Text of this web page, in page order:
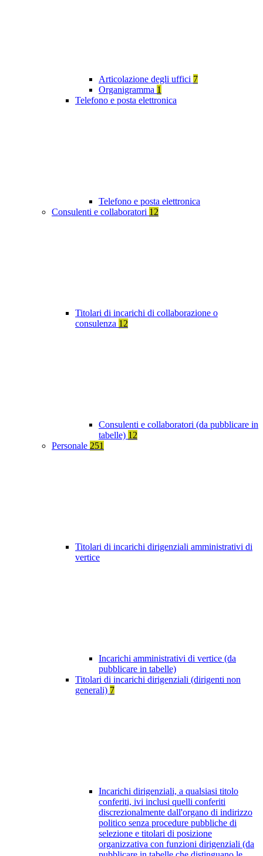
Articolazione degli uffici 7
Organigramma 1
Telefono e posta elettronica
Telefono e posta elettronica
Consulenti e collaboratori 12
Titolari di incarichi di collaborazione o
consulenza 12
Consulenti e collaboratori (da pubblicare in
tabelle) 12
Personale 251
Titolari di incarichi dirigenziali amministrativi di
vertice
Incarichi amministrativi di vertice (da
pubblicare in tabelle)
Titolari di incarichi dirigenziali (dirigenti non
generali) 7
Incarichi dirigenziali, a qualsiasi titolo
conferiti, ivi inclusi quelli conferiti
discrezionalmente dall'organo di indirizzo
politico senza procedure pubbliche di
selezione e titolari di posizione
organizzativa con funzioni dirigenziali (da